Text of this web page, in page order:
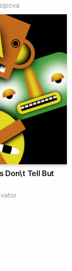
Don\t Tell But